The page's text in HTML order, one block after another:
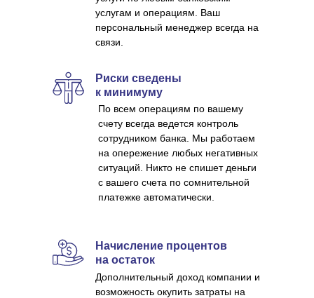
Начисление процентов
на остаток
Риски сведены
к минимуму
услугам и операциям. Ваш
персональный менеджер всегда на
связи.
Дополнительный доход компании и
возможность окупить затраты на
По всем операциям по вашему
счету всегда ведется контроль
сотрудником банка. Мы работаем
на опережение любых негативных
ситуаций. Никто не спишет деньги
с вашего счета по сомнительной
платежке автоматически.